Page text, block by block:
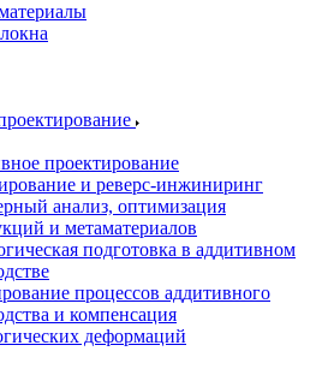
проектирование
и реверс-инжиниринг
анализ, оптимизация
и метаматериалов
подготовка в аддитивном
процессов аддитивного
и компенсация
деформаций